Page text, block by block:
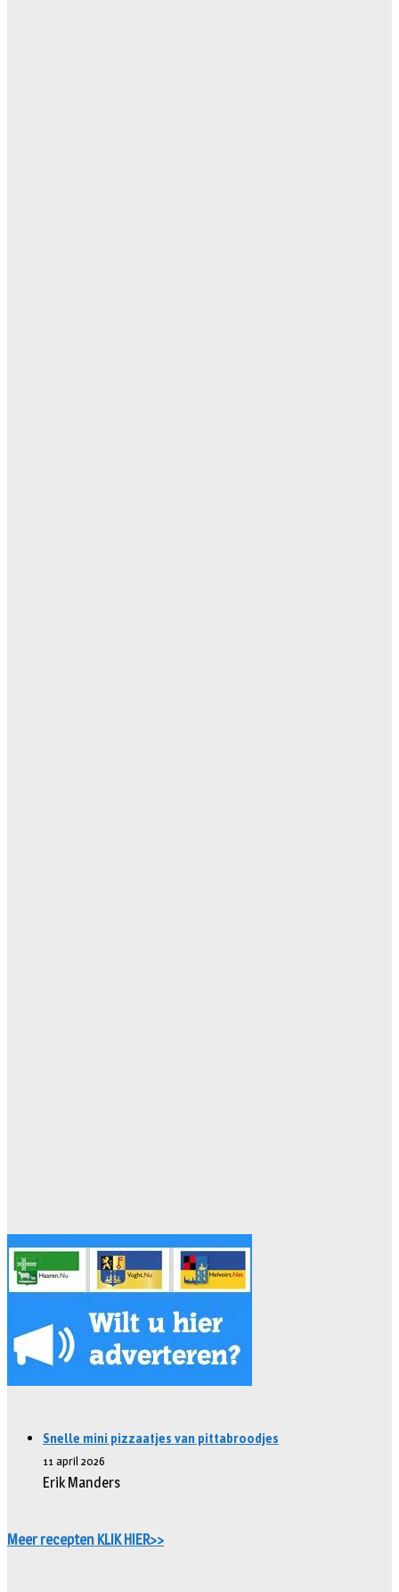
Snelle mini pizzaatjes van pittabroodjes
11 april 2026
Erik Manders
Meer recepten KLIK HIER>>